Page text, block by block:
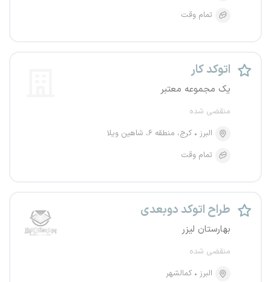
تمام وقت
اتوکد کار
یک مجموعه معتبر
منقضی شده
البرز
کرج، منطقه ۶، شاهین ویلا
تمام وقت
طراح اتوکد دوبعدی
بهارستان لیزر
منقضی شده
البرز
کمالشهر